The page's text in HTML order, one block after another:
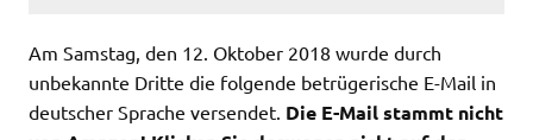
Am Samstag, den 12. Oktober 2018 wurde durch
unbekannte Dritte die folgende betrügerische E-Mail in
deutscher Sprache versendet. Die E-Mail stammt nicht